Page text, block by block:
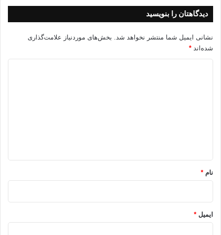
دیدگاهتان را بنویسید
نشانی ایمیل شما منتشر نخواهد شد. بخش‌های موردنیاز علامت‌گذاری
شده‌اند *
نام *
ایمیل *